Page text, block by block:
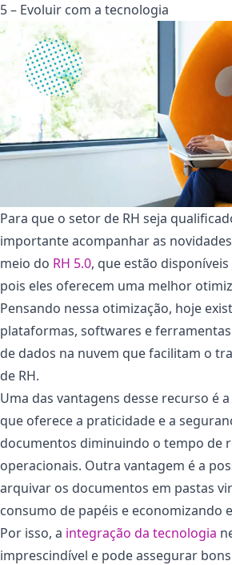
5 – Evoluir com a tecnologia
Para que o setor de RH seja
importante acompanhar as
meio do RH 5.0, que estão
pois eles oferecem uma melhor
Pensando nessa otimização, hoje
plataformas, softwares e
de dados na nuvem que facilitam o
de RH.
Uma das vantagens desse recurso é
que oferece a praticidade e a
documentos diminuindo o tempo de
operacionais. Outra vantagem é a
arquivar os documentos em pastas
consumo de papéis e economizando
Por isso, a integração da tecnologia
imprescindível e pode assegurar